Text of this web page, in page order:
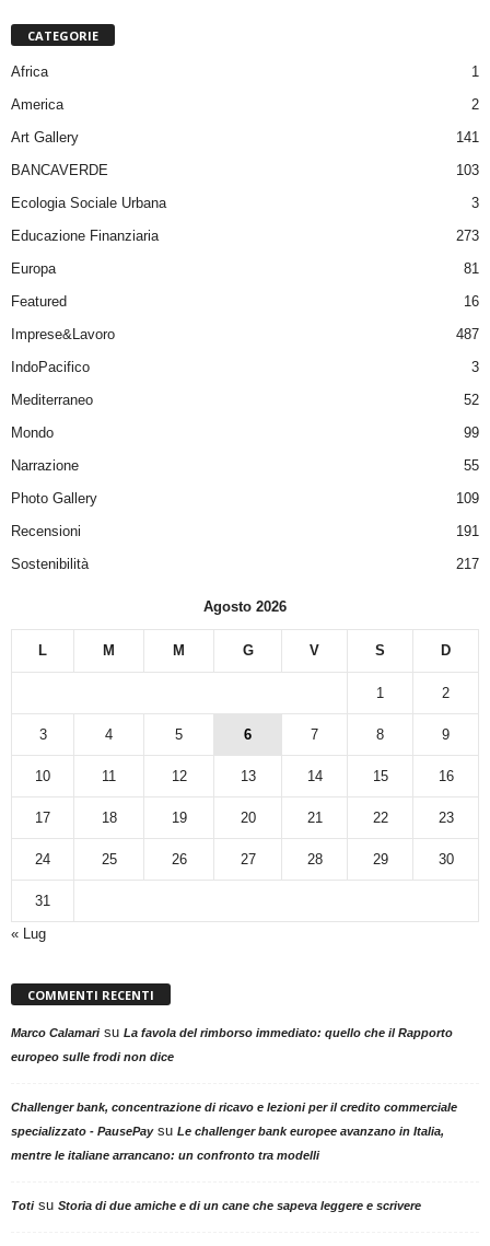
CATEGORIE
Africa
1
America
2
Art Gallery
141
BANCAVERDE
103
Ecologia Sociale Urbana
3
Educazione Finanziaria
273
Europa
81
Featured
16
Imprese&Lavoro
487
IndoPacifico
3
Mediterraneo
52
Mondo
99
Narrazione
55
Photo Gallery
109
Recensioni
191
Sostenibilità
217
Agosto 2026
L M M G V S D
1 2
3 4 5 6 7 8 9
10 11 12 13 14 15 16
17 18 19 20 21 22 23
24 25 26 27 28 29 30
31
« Lug
COMMENTI RECENTI
Marco Calamarisu La favola del rimborso immediato: quello che il Rapporto
europeo sulle frodi non dice
Challenger bank, concentrazione di ricavo e lezioni per il credito commerciale
specializzato - PausePaysu Le challenger bank europee avanzano in Italia,
mentre le italiane arrancano: un confronto tra modelli
Totisu Storia di due amiche e di un cane che sapeva leggere e scrivere